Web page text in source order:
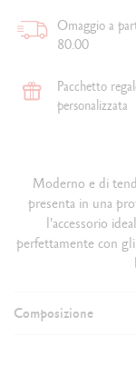
Omaggio a
80.00
Pacchetto
personalizzata
Moderno e di
presenta in una
l'accessorio
perfettamente con
Composizione